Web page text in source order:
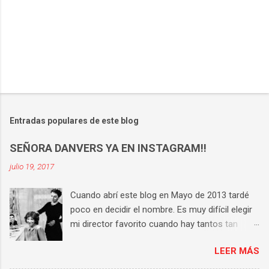
Entradas populares de este blog
SEÑORA DANVERS YA EN INSTAGRAM!!
julio 19, 2017
Cuando abrí este blog en Mayo de 2013 tardé
poco en decidir el nombre. Es muy difícil elegir
mi director favorito cuando hay tantos tan
es Hitchcock . Tiene una técnica perfecta, un
LEER MÁS